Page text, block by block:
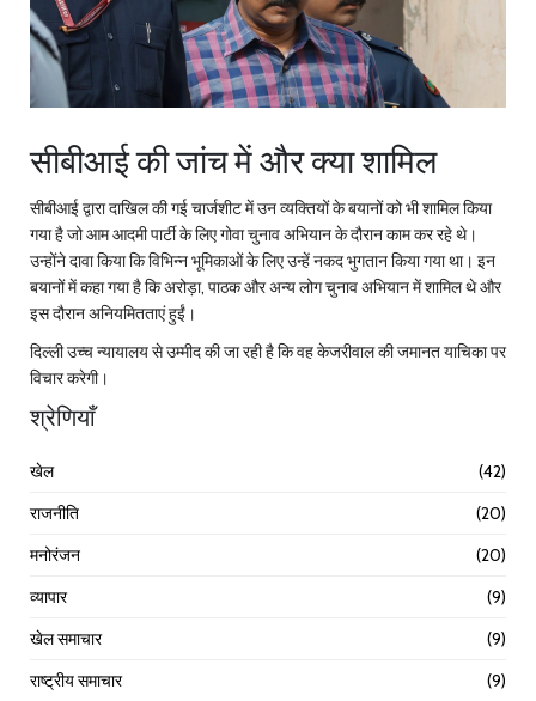
सीबीआई की जांच में और क्या शामिल
सीबीआई द्वारा दाखिल की गई चार्जशीट में उन व्यक्तियों के बयानों को भी शामिल किया
गया है जो आम आदमी पार्टी के लिए गोवा चुनाव अभियान के दौरान काम कर रहे थे।
उन्होंने दावा किया कि विभिन्न भूमिकाओं के लिए उन्हें नकद भुगतान किया गया था। इन
बयानों में कहा गया है कि अरोड़ा, पाठक और अन्य लोग चुनाव अभियान में शामिल थे और
इस दौरान अनियमितताएं हुईं।
दिल्ली उच्च न्यायालय से उम्मीद की जा रही है कि वह केजरीवाल की जमानत याचिका पर
विचार करेगी।
श्रेणियाँ
खेल
(42)
राजनीति
(20)
मनोरंजन
(20)
व्यापार
(9)
खेल समाचार
(9)
राष्ट्रीय समाचार
(9)